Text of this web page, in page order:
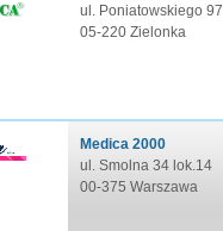
ul. Poniatowskiego 97
05-220 Zielonka
Medica 2000
ul. Smolna 34 lok.14
00-375 Warszawa